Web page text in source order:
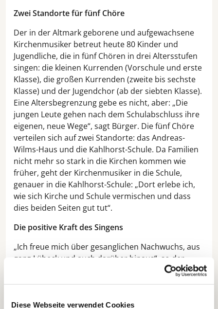
Diese Webseite verwendet Cookies
Zwei Standorte für fünf Chöre
Der in der Altmark geborene und aufgewachsene
Kirchenmusiker betreut heute 80 Kinder und
Jugendliche, die in fünf Chören in drei Altersstufen
singen: die kleinen Kurrenden (Vorschule und erste
Klasse), die großen Kurrenden (zweite bis sechste
Klasse) und der Jugendchor (ab der siebten Klasse).
Eine Altersbegrenzung gebe es nicht, aber: „Die
jungen Leute gehen nach dem Schulabschluss ihre
eigenen, neue Wege“, sagt Bürger. Die fünf Chöre
verteilen sich auf zwei Standorte: das Andreas-
Wilms-Haus und die Kahlhorst-Schule. Da Familien
nicht mehr so stark in die Kirchen kommen wie
früher, geht der Kirchenmusiker in die Schule,
genauer in die Kahlhorst-Schule: „Dort erlebe ich,
wie sich Kirche und Schule vermischen und dass
dies beiden Seiten gut tut“.
Die positive Kraft des Singens
„Ich freue mich über gesanglichen Nachwuchs, aus
ganz Lübeck und auch darüber hinaus“, so der
Chorleiter. Derzeit singe bei ihm sogar eine
Muslima aus Hamburg. „Wir sind bunt und
„Singen hat eine positive Kraft! Singen macht